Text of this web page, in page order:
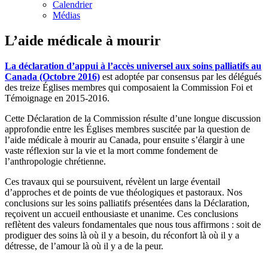
Calendrier
Médias
L’aide médicale à mourir
La déclaration d’appui à l’accès universel aux soins palliatifs au
Canada (Octobre 2016) est adoptée par consensus par les délégués
des treize Églises membres qui composaient la Commission Foi et
Témoignage en 2015-2016.
Cette Déclaration de la Commission résulte d’une longue discussion
approfondie entre les Églises membres suscitée par la question de
l’aide médicale à mourir au Canada, pour ensuite s’élargir à une
vaste réflexion sur la vie et la mort comme fondement de
l’anthropologie chrétienne.
Ces travaux qui se poursuivent, révèlent un large éventail
d’approches et de points de vue théologiques et pastoraux. Nos
conclusions sur les soins palliatifs présentées dans la Déclaration,
reçoivent un accueil enthousiaste et unanime. Ces conclusions
reflètent des valeurs fondamentales que nous tous affirmons : soit de
prodiguer des soins là où il y a besoin, du réconfort là où il y a
détresse, de l’amour là où il y a de la peur.